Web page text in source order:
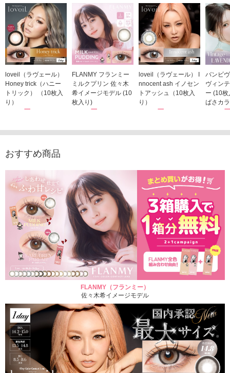
loveil（ラヴェール）
Honey trick（ハニー
トリック） （10枚入
り）
1,760円
FLANMY フランミー
ミルクプリン 佐々木
希イメージモデル (10
枚入り)
1,815円
loveil（ラヴェール） I
nnocent ash イノセン
トアッシュ（10枚入
り）
1,760円
バンビ
ヴィン
ー (10
ばさカ
1,848
おすすめ商品
FLANMY（フランミー）
佐々木希イメージモデル